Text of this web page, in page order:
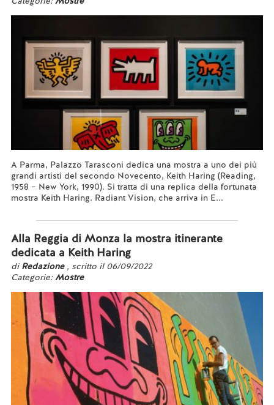
A Parma, Palazzo Tarasconi dedica una mostra a uno dei più
grandi artisti del secondo Novecento, Keith Haring (Reading,
1958 – New York, 1990). Si tratta di una replica della fortunata
mostra Keith Haring. Radiant Vision, che arriva in E...
Alla Reggia di Monza la mostra itinerante
dedicata a Keith Haring
di Redazione , scritto il 06/09/2022
Categorie:Mostre